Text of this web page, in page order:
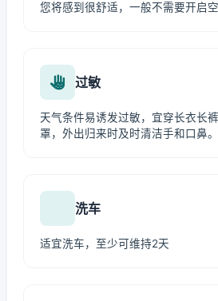
您将感到很舒适，一般不需要开启空
过敏
天气条件易诱发过敏，宜穿长衣长
罩，外出归来时及时清洁手和口鼻。
洗车
适宜洗车，至少可维持2天